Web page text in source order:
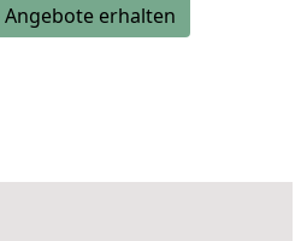
Angebote erhalten